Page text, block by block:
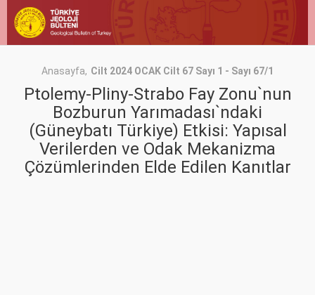
Anasayfa Cilt 2024 OCAK Cilt 67 Sayı 1 - Sayı 67/1
Ptolemy-Pliny-Strabo Fay Zonu`nun
Bozburun Yarımadası`ndaki
(Güneybatı Türkiye) Etkisi: Yapısal
Verilerden ve Odak Mekanizma
Çözümlerinden Elde Edilen Kanıtlar